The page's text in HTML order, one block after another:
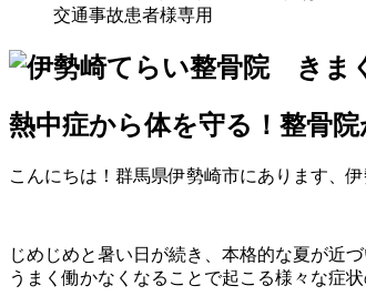
交通事故患者様専用
熱中症から体を守る！整骨
こんにちは！群馬県伊勢崎市にあります、伊
じめじめと暑い日が続き、本格的な夏が近
うまく働かなくなることで起こる様々な症